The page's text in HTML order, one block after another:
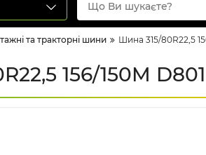
та тракторні шини Шина 315/80R22,5
156/150M